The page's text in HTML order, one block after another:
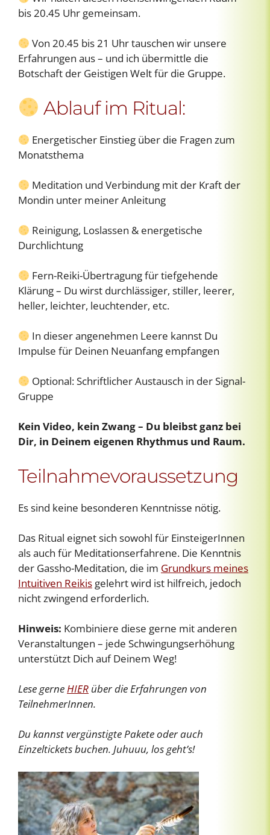
bis 20.45 Uhr gemeinsam.
Von 20.45 bis 21 Uhr tauschen wir unsere
Erfahrungen aus – und ich übermittle die
Botschaft der Geistigen Welt für die Gruppe.
Ablauf im Ritual:
Energetischer Einstieg über die Fragen zum
Monatsthema
Meditation und Verbindung mit der Kraft der
Mondin unter meiner Anleitung
Reinigung, Loslassen & energetische
Durchlichtung
Fern-Reiki-Übertragung für tiefgehende
Klärung – Du wirst durchlässiger, stiller, leerer,
heller, leichter, leuchtender, etc.
In dieser angenehmen Leere kannst Du
Impulse für Deinen Neuanfang empfangen
Optional: Schriftlicher Austausch in der Signal-
Gruppe
Kein Video, kein Zwang – Du bleibst ganz bei
Dir, in Deinem eigenen Rhythmus und Raum.
Teilnahmevoraussetzung
Es sind keine besonderen Kenntnisse nötig.
Das Ritual eignet sich sowohl für EinsteigerInnen
als auch für Meditationserfahrene. Die Kenntnis
der Gassho-Meditation, die im Grundkurs meines
Intuitiven Reikis gelehrt wird ist hilfreich, jedoch
nicht zwingend erforderlich.
Hinweis: Kombiniere diese gerne mit anderen
Veranstaltungen – jede Schwingungserhöhung
unterstützt Dich auf Deinem Weg!
Lese gerneHIER über die Erfahrungen von
TeilnehmerInnen.
Du kannst vergünstigte Pakete oder auch
Einzeltickets buchen. Juhuuu, los geht’s!